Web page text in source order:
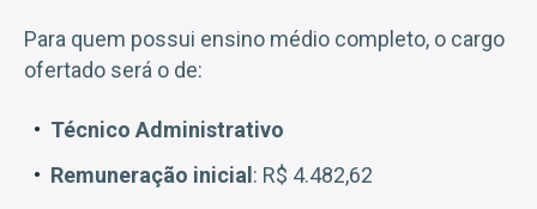
Para quem possui ensino médio completo, o cargo
ofertado será o de:
Técnico Administrativo
Remuneração inicial : R$ 4.482,62